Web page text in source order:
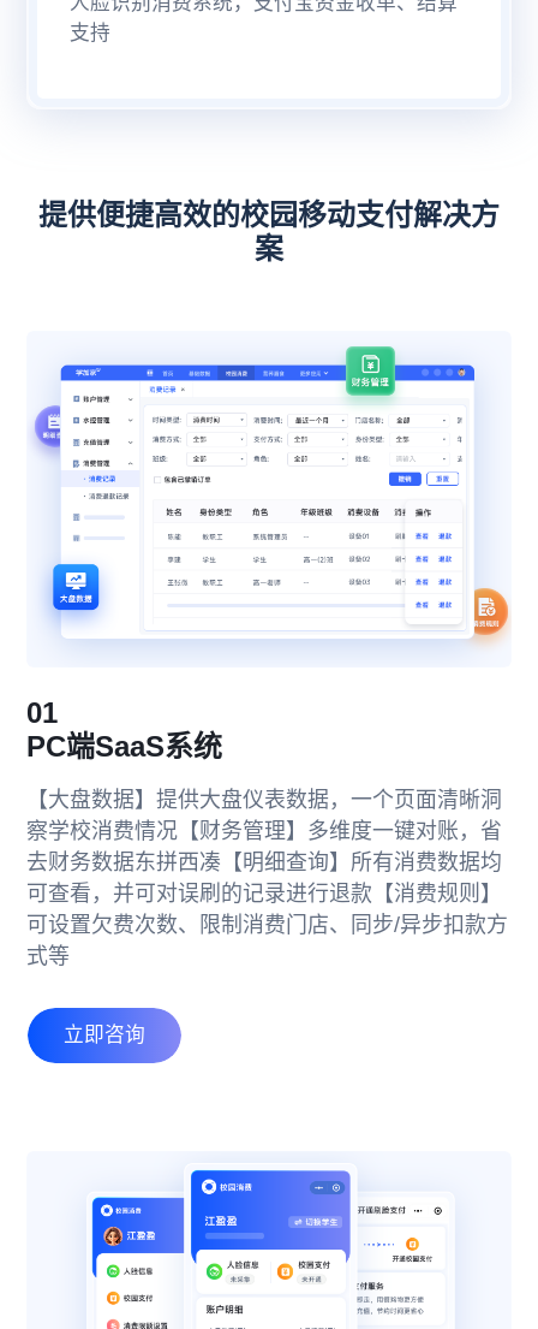
支持
提供便捷高效的校园移动支付解决方
案
01
PC端SaaS系统
【大盘数据】提供大盘仪表数据，一个页面清晰洞
察学校消费情况 【财务管理】 多维度一键对账，省
去财务数据东拼西凑 【明细查询】 所有消费数据均
可查看，并可对误刷的记录进行退款 【消费规则】
可设置欠费次数、限制消费门店、同步/异步扣款方
式等
立即咨询